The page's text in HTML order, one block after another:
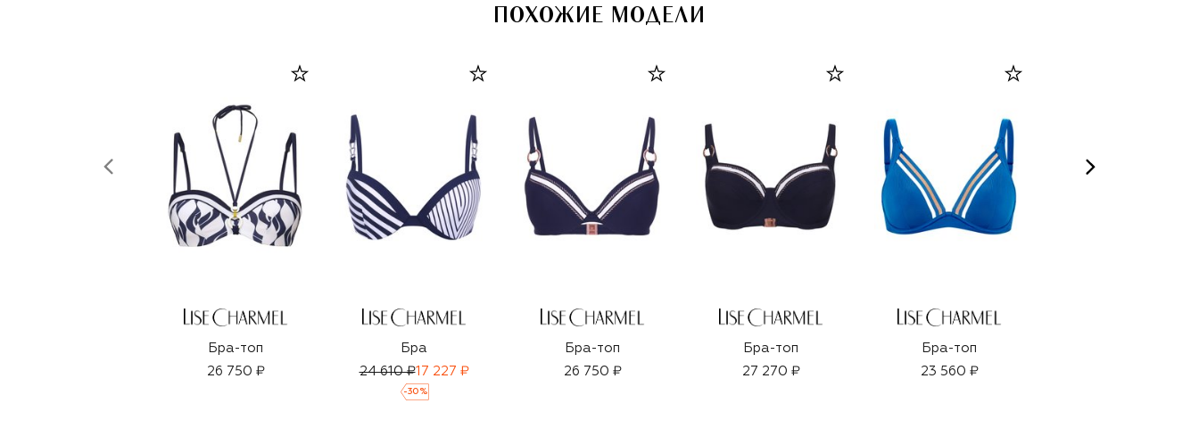
ПОХОЖИЕ МОДЕЛИ
Бра-топ
26 750 ₽
Бра
24 610 ₽17 227 ₽
-30 %
Бра-топ
26 750 ₽
Бра-топ
27 270 ₽
Бра-топ
23 560 ₽